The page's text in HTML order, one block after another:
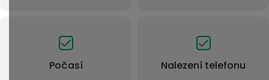
Počasí Nalezení telefonu